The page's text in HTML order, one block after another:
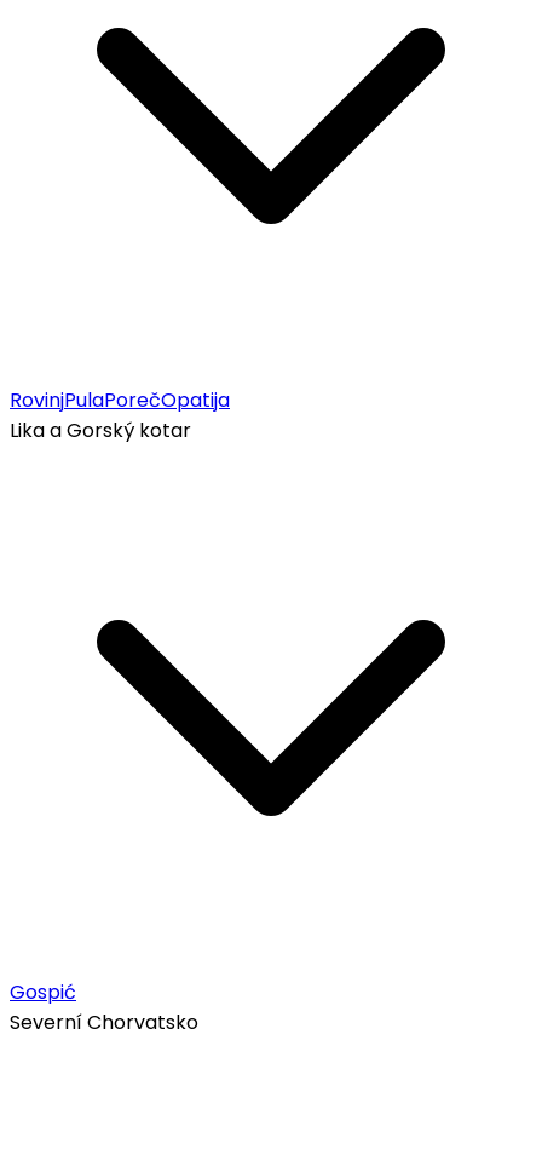
RovinjPulaPorečOpatija
Lika a Gorský kotar
Gospić
Severní Chorvatsko